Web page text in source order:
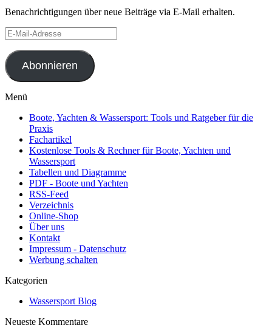
Benachrichtigungen über neue Beiträge via E-Mail erhalten.
E-
Mail-
Adresse
Abonnieren
Menü
Boote, Yachten & Wassersport: Tools und Ratgeber für die
Praxis
Fachartikel
Kostenlose Tools & Rechner für Boote, Yachten und
Wassersport
Tabellen und Diagramme
PDF - Boote und Yachten
RSS-Feed
Verzeichnis
Online-Shop
Über uns
Kontakt
Impressum - Datenschutz
Werbung schalten
Kategorien
Wassersport Blog
Neueste Kommentare